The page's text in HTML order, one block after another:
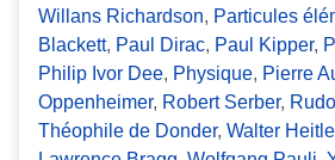
Willans Richardson, Particules
Blackett, Paul Dirac, Paul Kipper,
Philip Ivor Dee, Physique, Pierre
Oppenheimer, Robert Serber,
Théophile de Donder, Walter